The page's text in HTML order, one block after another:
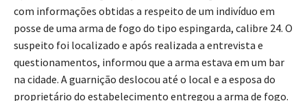
com informações obtidas a respeito de um indivíduo em
posse de uma arma de fogo do tipo espingarda, calibre 24. O
suspeito foi localizado e após realizada a entrevista e
questionamentos, informou que a arma estava em um bar
na cidade. A guarnição deslocou até o local e a esposa do
proprietário do estabelecimento entregou a arma de fogo.